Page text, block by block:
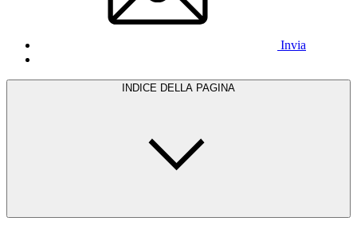
Invia
INDICE DELLA PAGINA